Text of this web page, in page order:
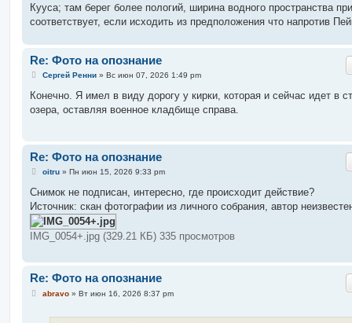
Кууса; там берег более пологий, ширина водного пространства
соответствует, если исходить из предположения что напротив
Re: Фото на опознание
С
о
щ
Сергей Ренни» Вс июн 07, 2026 1:49 pm
Конечно. Я имел в виду дорогу у кирки, которая и сейчас идет в
озера, оставляя военное кладбище справа.
Re: Фото на опознание
С
о
щ
е
н
и
oitru» Пн июн 15, 2026 9:33 pm
Снимок не подписан, интересно, где происходит действие?
Источник: скан фотографии из личного собрания, автор
IMG_0054+.jpg (329.21 КБ) 335 просмотров
Re: Фото на опознание
Сabravo» Вт июн 16, 2026 8:37 pm